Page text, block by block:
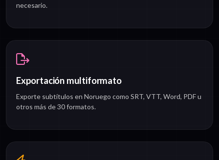
necesario.
Exportación multiformato
Exporte subtítulos en Noruego como SRT, VTT, Word, PDF u
otros más de 30 formatos.